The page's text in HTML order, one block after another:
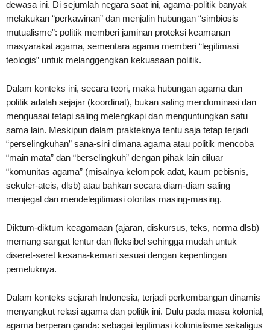
dewasa ini. Di sejumlah negara saat ini, agama-politik banyak
melakukan “perkawinan” dan menjalin hubungan “simbiosis
mutualisme”: politik memberi jaminan proteksi keamanan
masyarakat agama, sementara agama memberi “legitimasi
teologis” untuk melanggengkan kekuasaan politik.
Dalam konteks ini, secara teori, maka hubungan agama dan
politik adalah sejajar (koordinat), bukan saling mendominasi dan
menguasai tetapi saling melengkapi dan menguntungkan satu
sama lain. Meskipun dalam prakteknya tentu saja tetap terjadi
“perselingkuhan” sana-sini dimana agama atau politik mencoba
“main mata” dan “berselingkuh” dengan pihak lain diluar
“komunitas agama” (misalnya kelompok adat, kaum pebisnis,
sekuler-ateis, dlsb) atau bahkan secara diam-diam saling
menjegal dan mendelegitimasi otoritas masing-masing.
Diktum-diktum keagamaan (ajaran, diskursus, teks, norma dlsb)
memang sangat lentur dan fleksibel sehingga mudah untuk
diseret-seret kesana-kemari sesuai dengan kepentingan
pemeluknya.
Dalam konteks sejarah Indonesia, terjadi perkembangan dinamis
menyangkut relasi agama dan politik ini. Dulu pada masa kolonial,
agama berperan ganda: sebagai legitimasi kolonialisme sekaligus